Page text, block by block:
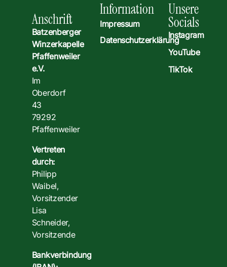
Anschrift
Batzenberger
Winzerkapelle
Pfaffenweiler
e.V.
Im
Oberdorf
43
79292
Pfaffenweiler
Vertreten
durch:
Philipp
Waibel,
Vorsitzender
Lisa
Schneider,
Vorsitzende
Bankverbindung
Information
Impressum
Datenschutzerklärung
Unsere
Socials
Instagram
YouTube
TikTok